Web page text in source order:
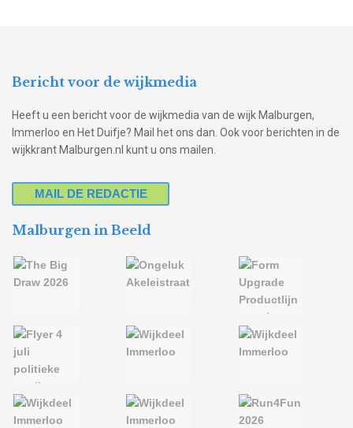
Bericht voor de wijkmedia
Heeft u een bericht voor de wijkmedia van de wijk Malburgen,
Immerloo en Het Duifje? Mail het ons dan. Ook voor berichten in de
wijkkrant Malburgen.nl kunt u ons mailen.
MAIL DE REDACTIE
Malburgen in Beeld